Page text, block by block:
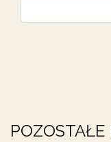
POZOSTAŁE